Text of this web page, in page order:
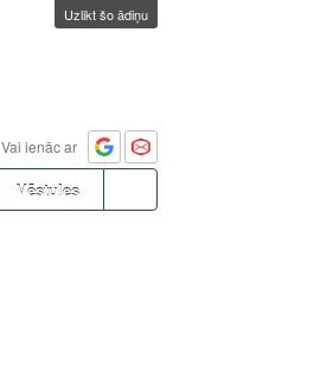
Uzlikt šo ādiņu
Vai ienāc ar
Vēstules